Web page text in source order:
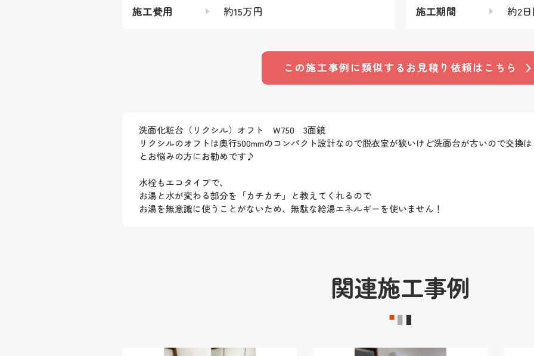
施工費用 約15万円 施工期間 約2
この施工事例に類似する お見積り依頼はこちら
洗面化粧台（リクシル）オフト W750 3面鏡
リクシルのオフトは奥行500mmのコンパクト設計なので脱衣室が狭いけど洗面台が古いので交換
とお悩みの方にお勧めです♪
水栓もエコタイプで、
お湯と水が変わる部分を「カチカチ」と教えてくれるので
お湯を無意識に使うことがないため、無駄な給湯エネルギーを使いません！
関連施工事例